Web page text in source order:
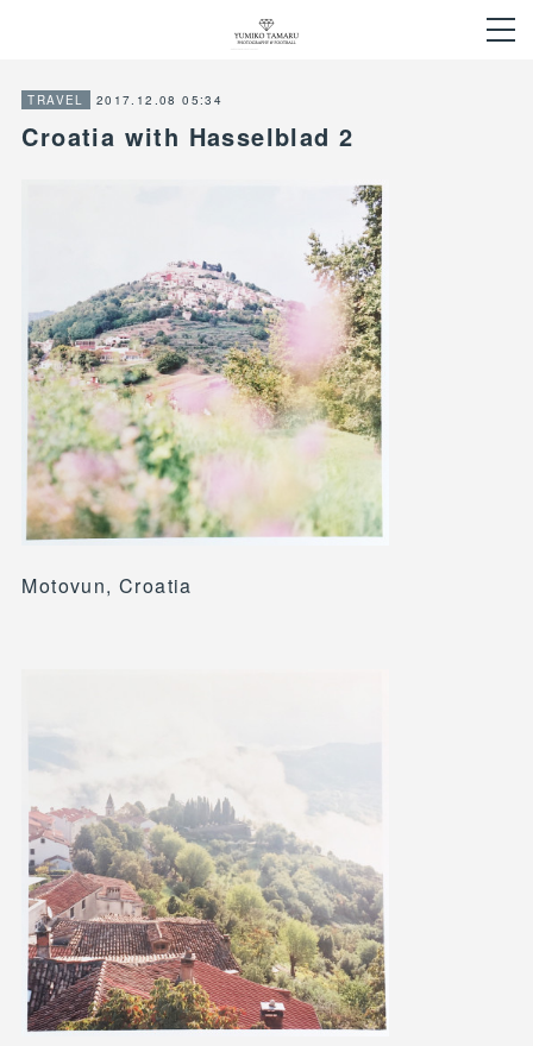
TRAVEL 2017.12.08 05:34
Croatia with Hasselblad 2
Motovun, Croatia